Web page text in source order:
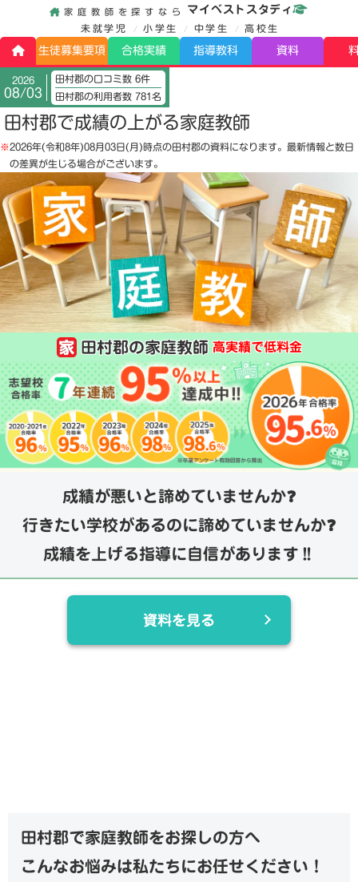
家庭教師を探すなら マイベストスタディ
未就学児 小学生 中学生 高校生
生徒募集要項 合格実績 指導教科 資料
2026
08/03
田村郡の口コミ数 6件
田村郡の利用者数 781名
田村郡で成績の上がる家庭教師
※2026年(令和8年)08月03日(月)時点の田村郡の資料になります。最新情報と数日
の差異が生じる場合がございます。
田村郡の家庭教師 高実績で低料金
成績が悪いと諦めていませんか❓
行きたい学校があるのに諦めていませんか❓
成績を上げる指導に自信があります‼️
資料を見る
田村郡で家庭教師をお探しの方へ
こんなお悩みは私たちにお任せください！